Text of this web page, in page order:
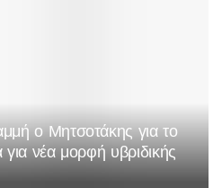
ο Μητσοτάκης για το
για νέα μορφή υβριδικής